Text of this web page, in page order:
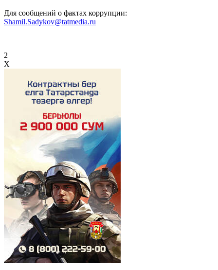
Для сообщений о фактах коррупции:
Shamil.Sadykov@tatmedia.ru
2
X